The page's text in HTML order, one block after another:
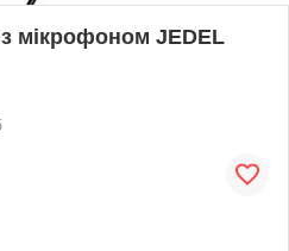
мікрофоном JEDEL